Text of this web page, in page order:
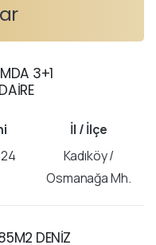
3+1
Kadıköy /
Osmanağa Mh.
DENİZ